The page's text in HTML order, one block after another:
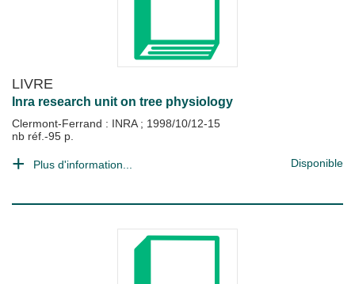
LIVRE
Inra research unit on tree physiology
Clermont-Ferrand : INRA ; 1998/10/12-15
nb réf.-95 p.
Plus d'information... Disponible